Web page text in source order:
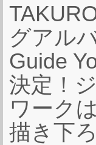
グアル
Guide
決定！
ワーク
描き下